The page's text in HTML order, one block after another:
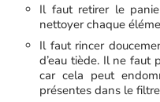
Il faut retirer le
nettoyer chaque
Il faut rincer
d’eau tiède. Il ne faut
car cela peut
présentes dans le